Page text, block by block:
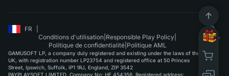
FR
Conditions d'utilisation Responsible Play Policy
Politique de confidentialité| Politique AML
GAMUSOFT LP, a company duly registered and existing under the laws of the
UK, with registration number LP23754 and registered office at 50 Princes
Street, Ipswich, Suffolk, IP1 1RJ, England, ZIP 3542
PAYPLAYSOFT LIMITED. Company No: HE 454356. Registered address: